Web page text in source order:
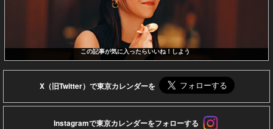
この記事が気に入ったらいいね！しよう
X（旧Twitter）で東京カレンダーを
Instagramで東京カレンダーをフォローする